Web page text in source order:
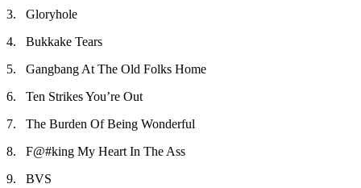
3. Gloryhole
4. Bukkake Tears
5. Gangbang At The Old Folks Home
6. Ten Strikes You’re Out
7. The Burden Of Being Wonderful
8. F@#king My Heart In The Ass
9. BVS